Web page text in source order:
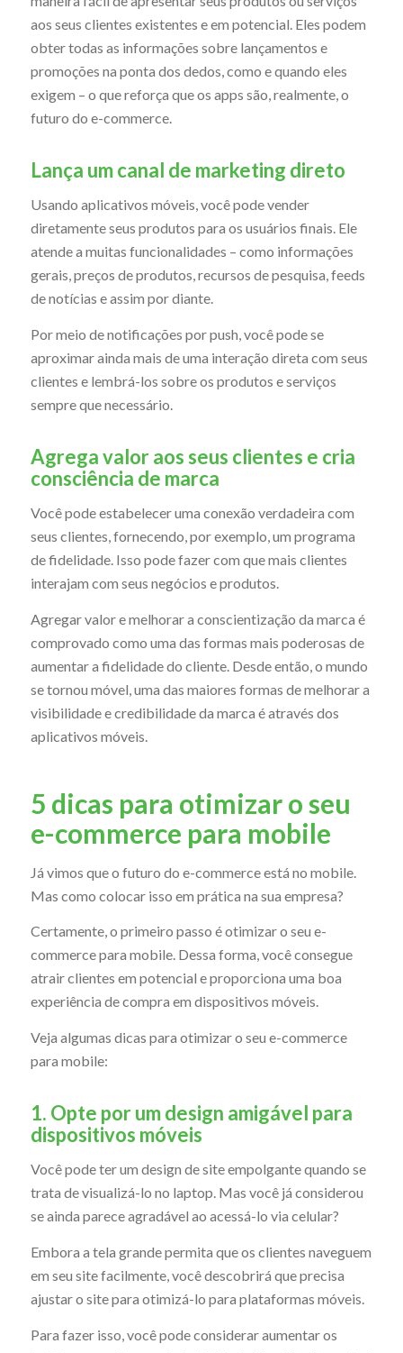
aos seus clientes existentes e em potencial. Eles podem
obter todas as informações sobre lançamentos e
promoções na ponta dos dedos, como e quando eles
exigem – o que reforça que os apps são, realmente, o
futuro do e-commerce.
Lança um canal de marketing direto
Usando aplicativos móveis, você pode vender
diretamente seus produtos para os usuários finais. Ele
atende a muitas funcionalidades – como informações
gerais, preços de produtos, recursos de pesquisa, feeds
de notícias e assim por diante.
Por meio de notificações por push, você pode se
aproximar ainda mais de uma interação direta com seus
clientes e lembrá-los sobre os produtos e serviços
sempre que necessário.
Agrega valor aos seus clientes e cria
consciência de marca
Você pode estabelecer uma conexão verdadeira com
seus clientes, fornecendo, por exemplo, um programa
de fidelidade. Isso pode fazer com que mais clientes
interajam com seus negócios e produtos.
Agregar valor e melhorar a conscientização da marca é
comprovado como uma das formas mais poderosas de
aumentar a fidelidade do cliente. Desde então, o mundo
se tornou móvel, uma das maiores formas de melhorar a
visibilidade e credibilidade da marca é através dos
aplicativos móveis.
5 dicas para otimizar o seu
e-commerce para mobile
Já vimos que o futuro do e-commerce está no mobile.
Mas como colocar isso em prática na sua empresa?
Certamente, o primeiro passo é otimizar o seu e-
commerce para mobile. Dessa forma, você consegue
atrair clientes em potencial e proporciona uma boa
experiência de compra em dispositivos móveis.
Veja algumas dicas para otimizar o seu e-commerce
para mobile:
1. Opte por um design amigável para
dispositivos móveis
Você pode ter um design de site empolgante quando se
trata de visualizá-lo no laptop. Mas você já considerou
se ainda parece agradável ao acessá-lo via celular?
Embora a tela grande permita que os clientes naveguem
em seu site facilmente, você descobrirá que precisa
ajustar o site para otimizá-lo para plataformas móveis.
Para fazer isso, você pode considerar aumentar os